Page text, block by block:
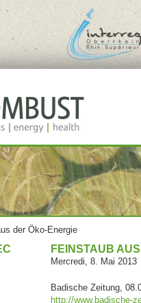
der Öko-Energie
FEINSTAUB
Mercredi, 8. Mai 2013
Badische Zeitung,
http://www.badische-